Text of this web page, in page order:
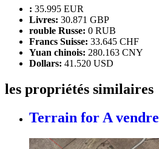
: 35.995 EUR
Livres: 30.871 GBP
rouble Russe: 0 RUB
Francs Suisse: 33.645 CHF
Yuan chinois: 280.163 CNY
Dollars: 41.520 USD
les propriétés similaires
Terrain for A vendre